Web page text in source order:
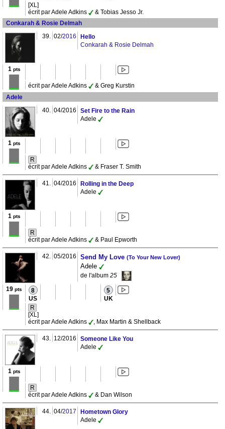
[XL]
écrit par Adele Adkins
& Tobias Jesso Jr.
Conkarah & Rosie Delmah
39. 02/2016
Hello
Conkarah & Rosie Delmah
1pts
écrit par Adele Adkins
& Greg Kurstin
Adele
40. 04/2016
Set Fire to the Rain
Adele
1pts
R
écrit par Adele Adkins
& Fraser T. Smith
41. 04/2016
Rolling in the Deep
Adele
1pts
R
écrit par Adele Adkins
& Paul Epworth
42. 05/2016 Send My Love (To Your New Lover)
Adele
de l'album 25
19 pts 8
US
5
UK
R
[XL]
écrit par Adele Adkins
, Max Martin & Shellback
43. 12/2016
Someone Like You
Adele
1pts
R
écrit par Adele Adkins
& Dan Wilson
44. 04/2017
Hometown Glory
Adele